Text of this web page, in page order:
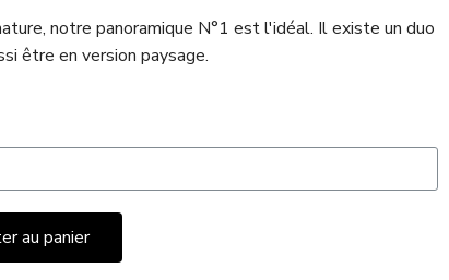
notre panoramique N°1 est l'idéal. Il existe un duo
être en version paysage.
au panier